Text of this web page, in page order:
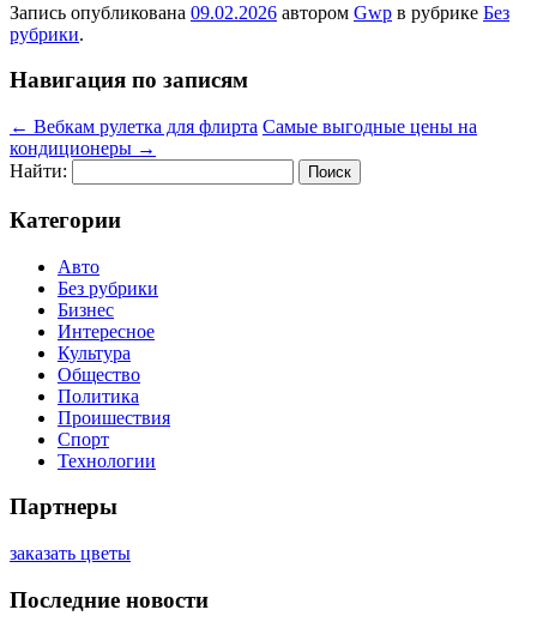
Запись опубликована 09.02.2026 автором Gwp в рубрике Без
рубрики.
Навигация по записям
← Вебкам рулетка для флирта Самые выгодные цены на
кондиционеры →
Найти:
Категории
Авто
Без рубрики
Бизнес
Интересное
Культура
Общество
Политика
Проишествия
Спорт
Технологии
Партнеры
заказать цветы
Последние новости